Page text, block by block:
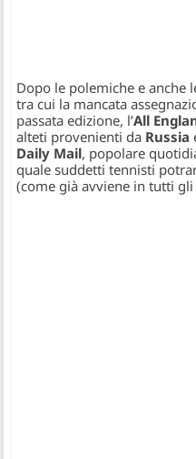
Dopo le polemiche e anche
tra cui la mancata
passata edizione, l’All
alteti provenienti da Russia
Daily Mail, popolare
quale suddetti tennisti
(come già avviene in tutti